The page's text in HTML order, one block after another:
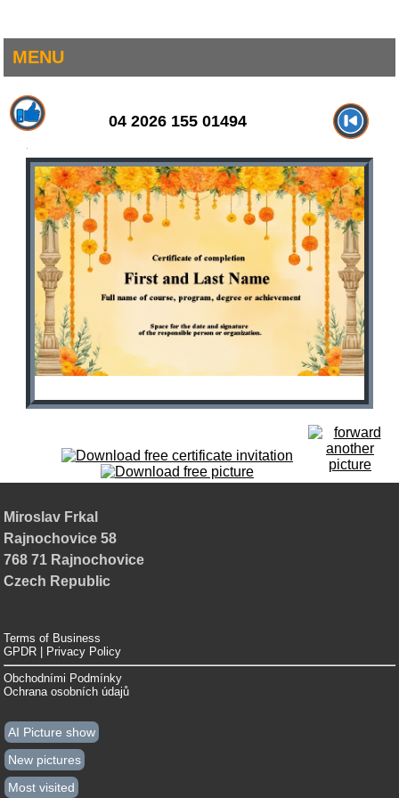
MENU
04 2026 155 01494
Miroslav Frkal
Rajnochovice 58
768 71 Rajnochovice
Czech Republic
Terms of Business
GPDR | Privacy Policy
Obchodními Podmínky
Ochrana osobních údajů
AI Picture show
New pictures
Most visited